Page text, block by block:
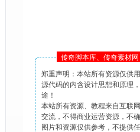
传奇脚本库、传奇素材
郑重声明：本站所有资源仅供
源代码的内含设计思想和原理
途！
本站所有资源、教程来自互联
交流，不得商业运营资源，不
图片和资源仅供参考，不提供